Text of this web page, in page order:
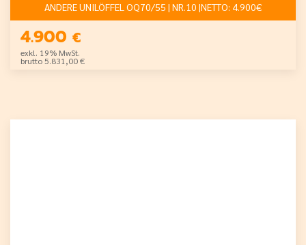
ANDERE UNILÖFFEL OQ70/55 | NR.10 |NETTO: 4.900€
4.900 €
exkl. 19% MwSt.
brutto 5.831,00 €